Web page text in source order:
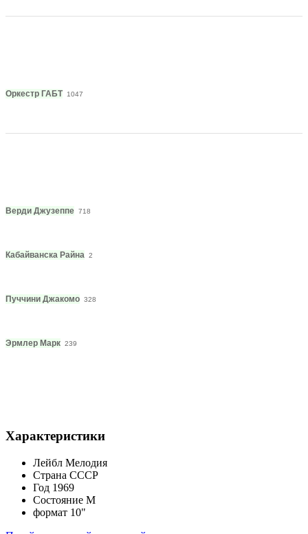
Оркестр ГАБТ 1047
Верди Джузеппе 718
Кабайванска Райна 2
Пуччини Джакомо 328
Эрмлер Марк 239
Характеристики
Лейбл Мелодия
Страна СССР
Год 1969
Состояние M
формат 10"